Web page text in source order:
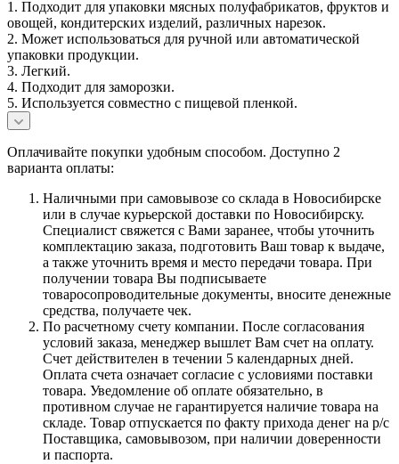
1. Подходит для упаковки мясных полуфабрикатов, фруктов и
овощей, кондитерских изделий, различных нарезок.
2. Может использоваться для ручной или автоматической
упаковки продукции.
3. Легкий.
4. Подходит для заморозки.
5. Используется совместно с пищевой пленкой.
Оплачивайте покупки удобным способом. Доступно 2
варианта оплаты:
Наличными при самовывозе со склада в Новосибирске
или в случае курьерской доставки по Новосибирску.
Специалист свяжется с Вами заранее, чтобы уточнить
комплектацию заказа, подготовить Ваш товар к выдаче,
а также уточнить время и место передачи товара. При
получении товара Вы подписываете
товаросопроводительные документы, вносите денежные
средства, получаете чек.
По расчетному счету компании. После согласования
условий заказа, менеджер вышлет Вам счет на оплату.
Счет действителен в течении 5 календарных дней.
Оплата счета означает согласие с условиями поставки
товара. Уведомление об оплате обязательно, в
противном случае не гарантируется наличие товара на
складе. Товар отпускается по факту прихода денег на р/с
Поставщика, самовывозом, при наличии доверенности
и паспорта.